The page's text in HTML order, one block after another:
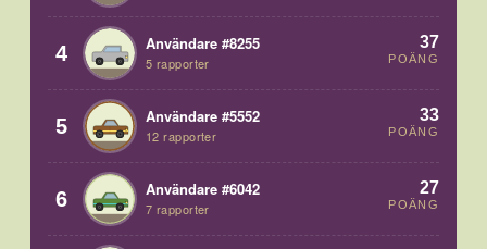
4 Användare #8255
5 rapporter
37
POÄNG
5 Användare #5552
12 rapporter
33
POÄNG
6 Användare #6042
7 rapporter
27
POÄNG